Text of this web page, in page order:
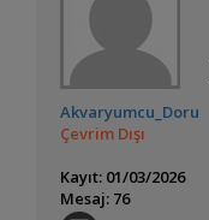
Akvaryumcu_Doru
Çevrim Dışı
Kayıt: 01/03/2026
Mesaj: 76